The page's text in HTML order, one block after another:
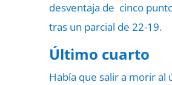
desventaja de cinco
tras un parcial de 22-19.
Último cuarto
Había que salir a morir al